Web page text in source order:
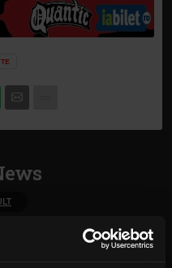
Malmsteen anunță